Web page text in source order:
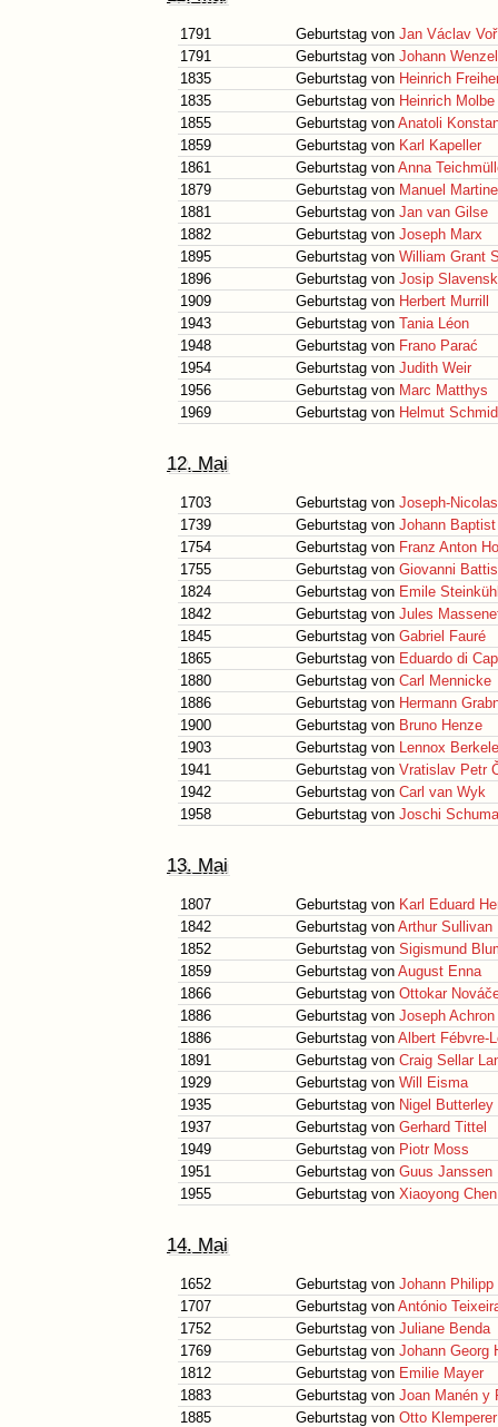
1791 Geburtstag von Jan Václav
1791
Geburtstag von Johann
1835
Geburtstag von Heinrich
1835
Geburtstag von Heinrich Molbe
1855
Geburtstag von Anatoli
1859
Geburtstag von Karl Kapeller
1861
Geburtstag von Anna
1879
Geburtstag von Manuel
1881
Geburtstag von Jan van Gilse
1882
Geburtstag von Joseph Marx
1895
Geburtstag von William Grant
1896
Geburtstag von Josip
1909
Geburtstag von Herbert Murrill
1943
Geburtstag von Tania Léon
1948
Geburtstag von Frano Parać
1954
Geburtstag von Judith Weir
1956
Geburtstag von Marc Matthys
1969
Geburtstag von Helmut
12. Mai
1703 Geburtstag von Joseph-
1739
Geburtstag von Johann
1754
Geburtstag von Franz Anton
1755
Geburtstag von Giovanni
1824
Geburtstag von Emile
1842
Geburtstag von Jules
1845
Geburtstag von Gabriel Fauré
1865
Geburtstag von Eduardo di
1880
Geburtstag von Carl Mennicke
1886
Geburtstag von Hermann
1900
Geburtstag von Bruno Henze
1903
Geburtstag von Lennox
1941
Geburtstag von Vratislav Petr
1942
Geburtstag von Carl van Wyk
1958
Geburtstag von Joschi
13. Mai
1807 Geburtstag von Karl Eduard
1842
Geburtstag von Arthur Sullivan
1852
Geburtstag von Sigismund
1859
Geburtstag von August Enna
1866
Geburtstag von Ottokar
1886
Geburtstag von Joseph Achron
1886
Geburtstag von Albert Fébvre-
1891
Geburtstag von Craig Sellar
1929
Geburtstag von Will Eisma
1935
Geburtstag von Nigel Butterley
1937
Geburtstag von Gerhard Tittel
1949
Geburtstag von Piotr Moss
1951
Geburtstag von Guus Janssen
1955
Geburtstag von Xiaoyong Chen
14. Mai
1652 Geburtstag von Johann Philipp
1707
Geburtstag von António
1752
Geburtstag von Juliane Benda
1769
Geburtstag von Johann Georg
1812
Geburtstag von Emilie Mayer
1883
Geburtstag von Joan Manén y
1885
Geburtstag von Otto Klemperer